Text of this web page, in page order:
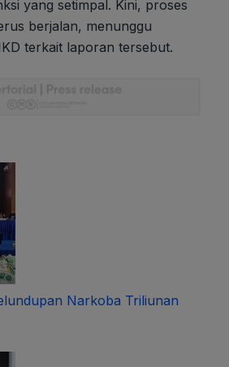
yang setimpal. Kini, proses
berjalan, menunggu
terkait laporan tersebut.
Narkoba Triliunan